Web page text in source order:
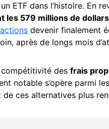
ETF dans l’histoire. En
les 579 millions de dollars
actions devenir finalement
après de longs mois
des frais
notable s’opère parmi
ces alternatives plus